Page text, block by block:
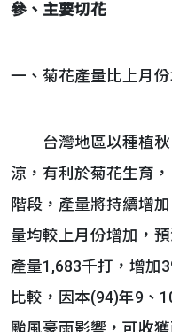
參、主要切花
一、菊花產量比上月
台灣地區以種植秋
涼，有利於菊花生育
階段，產量將持續增
量均較上月份增加，
產量1,683千打，增加
比較，因本(94)年9、
颱風豪雨影響，可收